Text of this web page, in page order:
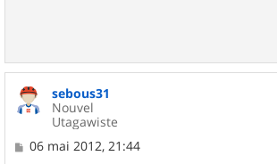
sebous31
Nouvel
Utagawiste
M
06 mai 2012, 21:44